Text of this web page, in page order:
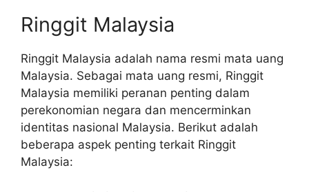
Ringgit Malaysia
Ringgit Malaysia adalah nama resmi mata uang
Malaysia. Sebagai mata uang resmi, Ringgit
Malaysia memiliki peranan penting dalam
perekonomian negara dan mencerminkan
identitas nasional Malaysia. Berikut adalah
beberapa aspek penting terkait Ringgit
Malaysia: